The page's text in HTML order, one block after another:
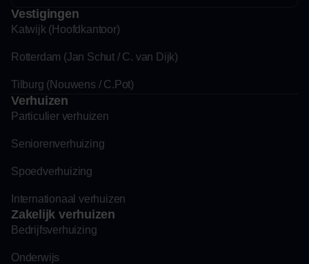
Vestigingen
Katwijk (Hoofdkantoor)
Rotterdam (Jan Schut / C. van Dijk)
Tilburg (Nouwens / C.Pot)
Verhuizen
Particulier verhuizen
Seniorenverhuizing
Spoedverhuizing
Internationaal verhuizen
Zakelijk verhuizen
Bedrijfsverhuizing
Onderwijs